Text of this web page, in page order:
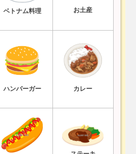
ベトナム料理 お土産
ハンバーガー カレー